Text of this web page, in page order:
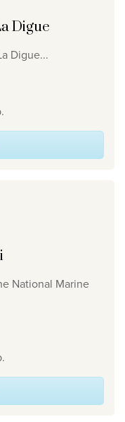
Digue
Digue...
National Marine